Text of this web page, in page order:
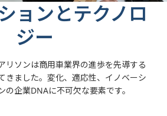
ョンとテクノロ
ジー
リソンは商用車業界の進歩を先導する
きました。変化、適応性、イノベーシ
の企業DNAに不可欠な要素です。